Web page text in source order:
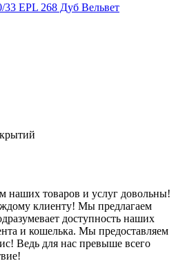
EPL 268 Дуб Вельвет
наших товаров и услуг довольны!
клиенту! Мы предлагаем
доступность наших
и кошелька. Мы предоставляем
Ведь для нас превыше всего